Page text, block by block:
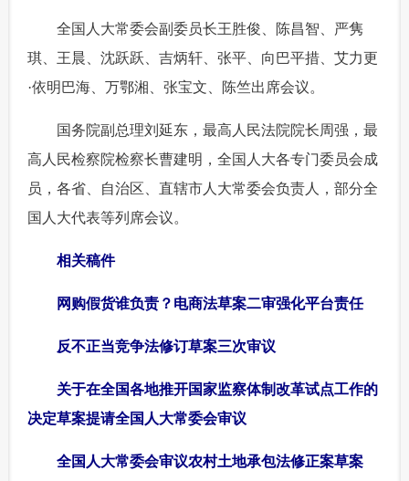
全国人大常委会副委员长王胜俊、陈昌智、严隽
琪、王晨、沈跃跃、吉炳轩、张平、向巴平措、艾力更
·依明巴海、万鄂湘、张宝文、陈竺出席会议。
国务院副总理刘延东，最高人民法院院长周强，最
高人民检察院检察长曹建明，全国人大各专门委员会成
员，各省、自治区、直辖市人大常委会负责人，部分全
国人大代表等列席会议。
相关稿件
网购假货谁负责？电商法草案二审强化平台责任
反不正当竞争法修订草案三次审议
关于在全国各地推开国家监察体制改革试点工作的
决定草案提请全国人大常委会审议
全国人大常委会审议农村土地承包法修正案草案